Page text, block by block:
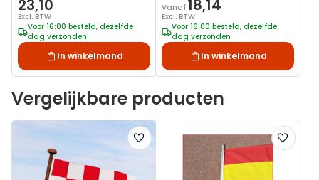
23,10
Excl. BTW
Voor 16:00 besteld, dezelfde
dag verzonden
In winkelmand
Vanaf 18,14
Excl. BTW
Voor 16:00 besteld, dezelfde
dag verzonden
In winkelmand
Vergelijkbare producten
Voeg
toe
verlanglijst
Voeg
toe
aan